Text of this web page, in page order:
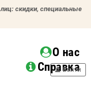
скидки, специальные
О нас
Справка
person Войти